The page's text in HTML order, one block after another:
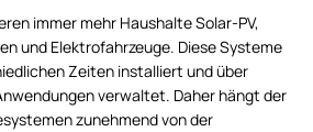
immer mehr Haushalte Solar-PV,
und Elektrofahrzeuge. Diese Systeme
Zeiten installiert und über
verwaltet. Daher hängt der
zunehmend von der